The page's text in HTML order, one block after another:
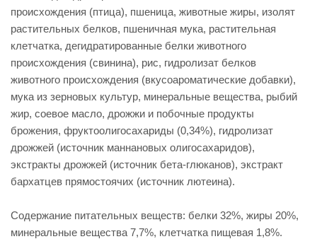
происхождения (птица), пшеница, животные жиры, изолят
растительных белков, пшеничная мука, растительная
клетчатка, дегидратированные белки животного
происхождения (свинина), рис, гидролизат белков
животного происхождения (вкусоароматические добавки),
мука из зерновых культур, минеральные вещества, рыбий
жир, соевое масло, дрожжи и побочные продукты
брожения, фруктоолигосахариды (0,34%), гидролизат
дрожжей (источник мaннановых олигосахаридов),
экстракты дрожжей (источник бета-глюканов), экстракт
бархатцев прямостоячих (источник лютеина).
Содержание питательных веществ: белки 32%, жиры 20%,
минеральные вещества 7,7%, клетчатка пищевая 1,8%.